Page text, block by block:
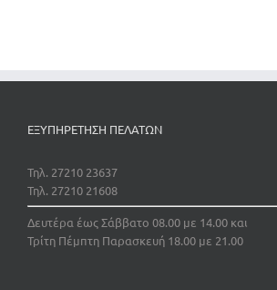
ΕΞΥΠΗΡΕΤΗΣΗ ΠΕΛΑΤΩΝ
Τηλ. 27210 23637
Τηλ. 27210 21608
Δευτέρα έως Σάββατο 08.00 με 14.00 και
Τρίτη Πέμπτη Παρασκευή 18.00 με 21.00